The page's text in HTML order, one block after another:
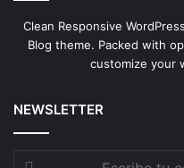
Clean Responsive
Blog theme. Packed with
customize your
NEWSLETTER
Escribe